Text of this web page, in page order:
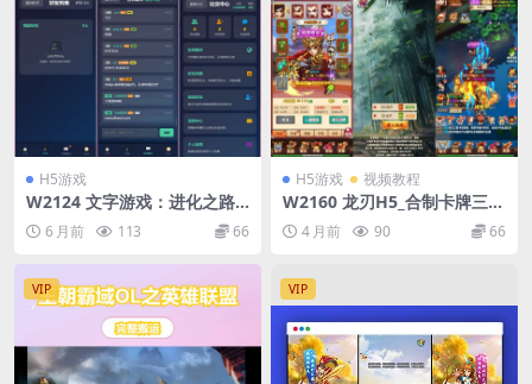
H5游戏
W2124 文字游戏：进化之路2.
0二开完美版本源码 带后台
6 月前 113 66
H5游戏 视频教程
W2160 龙刃H5_合制卡牌三网
H5回龙刃H5版_WIN学习手工
服务端_通用视频教程_GM授
权物品后台
4 月前 90 66
VIP VIP